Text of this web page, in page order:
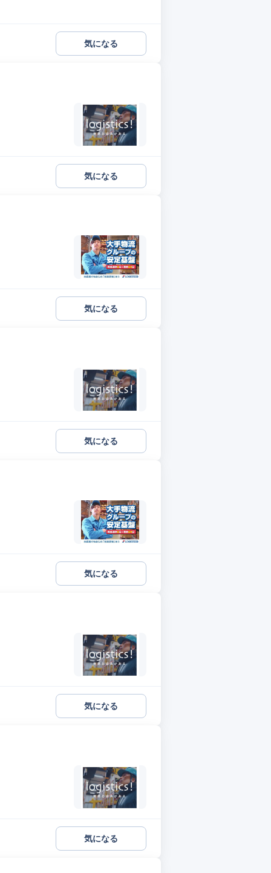
気になる
気になる
気になる
気になる
気になる
気になる
気になる